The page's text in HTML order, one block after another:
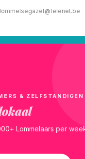
lommelsegazet@telenet.be
& ZELFSTANDIGEN
Lommelaars per